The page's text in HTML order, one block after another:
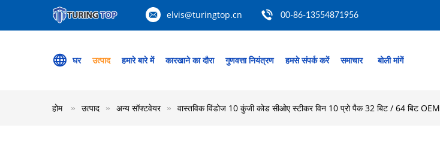
elvis@turingtop.cn 00-86-13554871956
घर उत्पाद हमारे बारे में कारखाने का दौरा गुणवत्ता नियंत्रण हमसे संपर्क करें समाचार बोली मांगें
होम उत्पाद अन्य सॉफ्टवेयर वास्तविक विंडोज 10 कुंजी कोड सीओए स्टीकर विन 10 प्रो पैक 32 बिट / 64 बिट OEM